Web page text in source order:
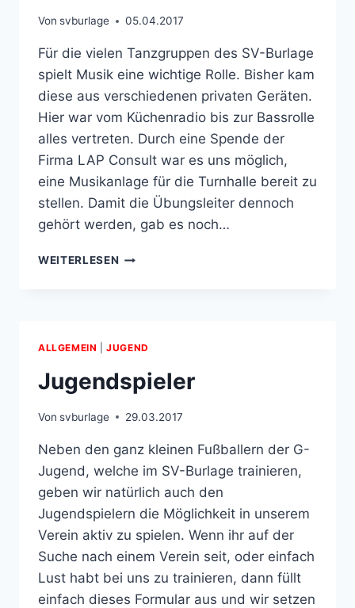
Von svburlage 05.04.2017
Für die vielen Tanzgruppen des SV-Burlage
spielt Musik eine wichtige Rolle. Bisher kam
diese aus verschiedenen privaten Geräten.
Hier war vom Küchenradio bis zur Bassrolle
alles vertreten. Durch eine Spende der
Firma LAP Consult war es uns möglich,
eine Musikanlage für die Turnhalle bereit zu
stellen. Damit die Übungsleiter dennoch
gehört werden, gab es noch…
WEITERLESEN MIT
ALLGEMEIN |JUGEND
Jugendspieler
Von svburlage 29.03.2017
Neben den ganz kleinen Fußballern der G-
Jugend, welche im SV-Burlage trainieren,
geben wir natürlich auch den
Jugendspielern die Möglichkeit in unserem
Verein aktiv zu spielen. Wenn ihr auf der
Suche nach einem Verein seit, oder einfach
Lust habt bei uns zu trainieren, dann füllt
einfach dieses Formular aus und wir setzen